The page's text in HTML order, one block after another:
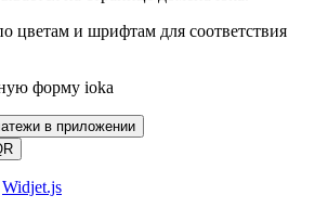
цветам и шрифтам для соответствия
форму ioka
в приложении
Widjet.js